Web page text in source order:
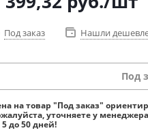
Под заказ Нашли
Под
на товар "Под заказ"
уточняете у
5 до 50 дней!